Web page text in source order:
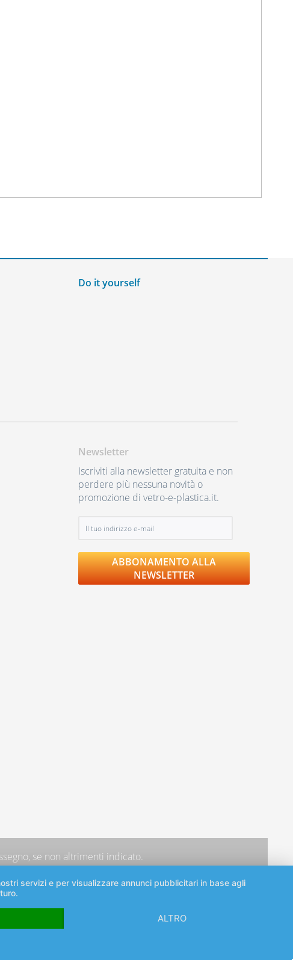
Do it yourself
Newsletter
Iscriviti alla newsletter gratuita e non
perdere più nessuna novità o
promozione di vetro-e-plastica.it.
ABBONAMENTO ALLA
NEWSLETTER
se non altrimenti indicato.
servizi e per visualizzare annunci pubblicitari in base agli
ALTRO